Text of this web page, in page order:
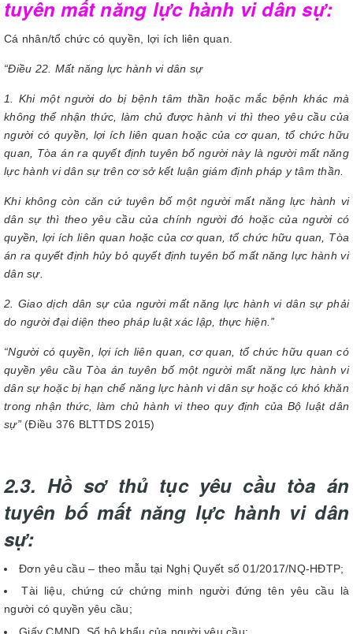
tuyên mất năng lực hành vi dân sự:
Cá nhân/tổ chức có quyền, lợi ích liên quan.
“Điều 22. Mất năng lực hành vi dân sự
1. Khi một người do bị bệnh tâm thần hoặc mắc bệnh khác mà
không thể nhận thức, làm chủ được hành vi thì theo yêu cầu của
người có quyền, lợi ích liên quan hoặc của cơ quan, tổ chức hữu
quan, Tòa án ra quyết định tuyên bố người này là người mất năng
lực hành vi dân sự trên cơ sở kết luận giám định pháp y tâm thần.
Khi không còn căn cứ tuyên bố một người mất năng lực hành vi
dân sự thì theo yêu cầu của chính người đó hoặc của người có
quyền, lợi ích liên quan hoặc của cơ quan, tổ chức hữu quan, Tòa
án ra quyết định hủy bỏ quyết định tuyên bố mất năng lực hành vi
dân sự.
2. Giao dịch dân sự của người mất năng lực hành vi dân sự phải
do người đại diện theo pháp luật xác lập, thực hiện.”
“Người có quyền, lợi ích liên quan, cơ quan, tổ chức hữu quan có
quyền yêu cầu Tòa án tuyên bố một người mất năng lực hành vi
dân sự hoặc bị hạn chế năng lực hành vi dân sự hoặc có khó khăn
trong nhận thức, làm chủ hành vi theo quy định của Bộ luật dân
sự”(Điều 376 BLTTDS 2015)
2.3. Hồ sơ thủ tục yêu cầu tòa án
tuyên bố mất năng lực hành vi dân
sự:
Đơn yêu cầu – theo mẫu tại Nghị Quyết số 01/2017/NQ-HĐTP;
Tài liệu, chứng cứ chứng minh người đứng tên yêu cầu là
người có quyền yêu cầu;
Giấy CMND, Sổ hộ khẩu của người yêu cầu;